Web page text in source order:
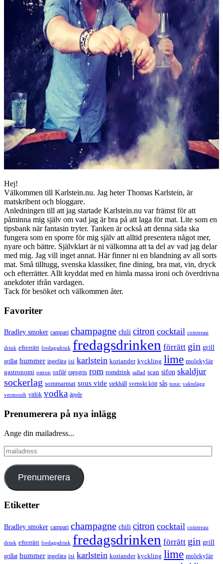
Hej!
Välkommen till Karlstein.nu. Jag heter Thomas Karlstein, är
matskribent och bloggare.
Anledningen till att jag startade Karlstein.nu var främst för att
påminna mig själv om vad jag är bra på att laga för mat. Lite som en
tipsbank när fantasin tryter. Tanken är också att denna sida ska
fungera som en sporre för mig själv att alltid presentera något mer,
nyare och bättre. Självklart är ni välkomna att ta del av vad jag delar
med mig. Jag vill inget annat. Här finner ni en blandning av all sorts
mat. Små tilltugg, svenska klassiker, fine dining, bra mat, vin, dryck
och efterrätter. Allt kryddat med en himla massa ironi och överdrivna
anekdoter ifrån vardagen.
Tack för besöket och välkommen åter.
Favoriter
Bradley smoker campari champagne chili citron cocktail cointreau
drink efterrätt fredagsdrink fredagsdrinken förrätt gin grill
grillat hummer ingefära isi karlstein koriander kyckling lime molekylär
gastronomi ostron oxfilé rapsgris rom romdrink sallad scan sifon skaldjur
sockerlag sommarmat sous vide stekhäll svenskt kött sås tonic vaktelägg
vermouth vitlök vodka äpple
Prenumerera på nya inlägg
Ange din mailadress...
mailadress
Prenumerera
Etiketter
Bradley smoker campari champagne chili citron cocktail cointreau
drink efterrätt fredagsdrink fredagsdrinken förrätt gin grill
grillat hummer ingefära isi karlstein koriander kyckling lime molekylär